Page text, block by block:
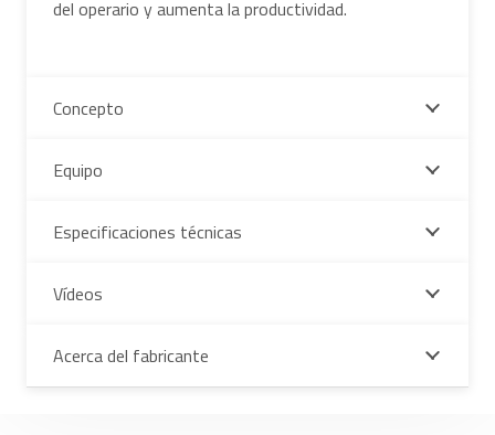
del operario y aumenta la productividad.
Concepto
Equipo
Especificaciones técnicas
Vídeos
Acerca del fabricante